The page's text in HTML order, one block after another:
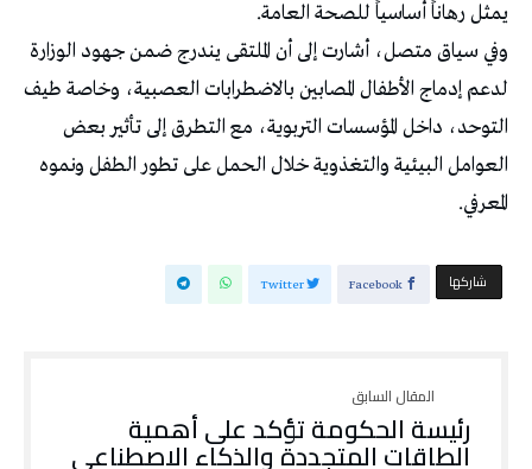
يمثل رهاناً أساسياً للصحة العامة.
وفي سياق متصل، أشارت إلى أن الملتقى يندرج ضمن جهود الوزارة
لدعم إدماج الأطفال المصابين بالاضطرابات العصبية، وخاصة طيف
التوحد، داخل المؤسسات التربوية، مع التطرق إلى تأثير بعض
العوامل البيئية والتغذوية خلال الحمل على تطور الطفل ونموه
المعرفي.
‫‫ شاركها‬ Facebook
Twitter
رئيسة الحكومة تؤكد على أهمية
الطاقات المتجددة والذكاء الاصطناعي